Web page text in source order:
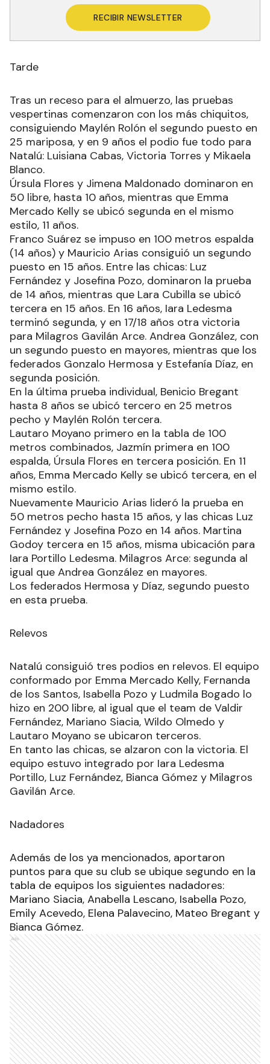
RECIBIR NEWSLETTER
Tarde
Tras un receso para el almuerzo, las pruebas
vespertinas comenzaron con los más chiquitos,
consiguiendo Maylén Rolón el segundo puesto en
25 mariposa, y en 9 años el podio fue todo para
Natalú: Luisiana Cabas, Victoria Torres y Mikaela
Blanco.
Úrsula Flores y Jimena Maldonado dominaron en
50 libre, hasta 10 años, mientras que Emma
Mercado Kelly se ubicó segunda en el mismo
estilo, 11 años.
Franco Suárez se impuso en 100 metros espalda
(14 años) y Mauricio Arias consiguió un segundo
puesto en 15 años. Entre las chicas: Luz
Fernández y Josefina Pozo, dominaron la prueba
de 14 años, mientras que Lara Cubilla se ubicó
tercera en 15 años. En 16 años, Iara Ledesma
terminó segunda, y en 17/18 años otra victoria
para Milagros Gavilán Arce. Andrea González, con
un segundo puesto en mayores, mientras que los
federados Gonzalo Hermosa y Estefanía Díaz, en
segunda posición.
En la última prueba individual, Benicio Bregant
hasta 8 años se ubicó tercero en 25 metros
pecho y Maylén Rolón tercera.
Lautaro Moyano primero en la tabla de 100
metros combinados, Jazmín primera en 100
espalda, Úrsula Flores en tercera posición. En 11
años, Emma Mercado Kelly se ubicó tercera, en el
mismo estilo.
Nuevamente Mauricio Arias lideró la prueba en
50 metros pecho hasta 15 años, y las chicas Luz
Fernández y Josefina Pozo en 14 años. Martina
Godoy tercera en 15 años, misma ubicación para
Iara Portillo Ledesma. Milagros Arce: segunda al
igual que Andrea González en mayores.
Los federados Hermosa y Díaz, segundo puesto
en esta prueba.
Relevos
Natalú consiguió tres podios en relevos. El equipo
conformado por Emma Mercado Kelly, Fernanda
de los Santos, Isabella Pozo y Ludmila Bogado lo
hizo en 200 libre, al igual que el team de Valdir
Fernández, Mariano Siacia, Wildo Olmedo y
Lautaro Moyano se ubicaron terceros.
En tanto las chicas, se alzaron con la victoria. El
equipo estuvo integrado por Iara Ledesma
Portillo, Luz Fernández, Bianca Gómez y Milagros
Gavilán Arce.
Nadadores
Además de los ya mencionados, aportaron
puntos para que su club se ubique segundo en la
tabla de equipos los siguientes nadadores:
Mariano Siacia, Anabella Lescano, Isabella Pozo,
Emily Acevedo, Elena Palavecino, Mateo Bregant y
Bianca Gómez.
Ads